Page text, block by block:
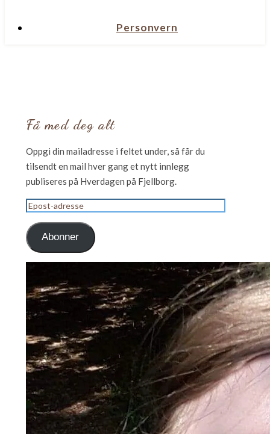
Personvern
Få med deg alt
Oppgi din mailadresse i feltet under, så får du
tilsendt en mail hver gang et nytt innlegg
publiseres på Hverdagen på Fjellborg.
Epost-
adresse
Abonner